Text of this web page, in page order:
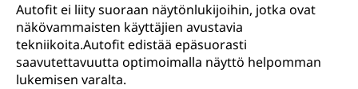
Autofit ei liity suoraan näytönlukijoihin, jotka ovat
näkövammaisten käyttäjien avustavia
tekniikoita.Autofit edistää epäsuorasti
saavutettavuutta optimoimalla näyttö helpomman
lukemisen varalta.